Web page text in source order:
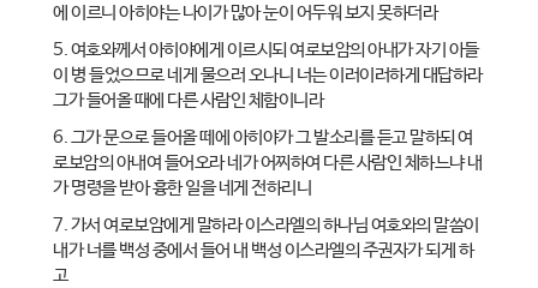
에 이르니 아히야는 나이가 많아 눈이 어두워 보지 못하더라
5. 여호와께서 아히야에게 이르시되 여로보암의 아내가 자기 아들
이 병 들었으므로 네게 물으러 오나니 너는 이러이러하게 대답하라
그가 들어올 때에 다른 사람인 체함이니라
6. 그가 문으로 들어올 떼에 아히야가 그 발소리를 듣고 말하되 여
로보암의 아내여 들어오라 네가 어찌하여 다른 사람인 체하느냐 내
가 명령을 받아 흉한 일을 네게 전하리니
7. 가서 여로보암에게 말하라 이스라엘의 하나님 여호와의 말씀이
내가 너를 백성 중에서 들어 내 백성 이스라엘의 주권자가 되게 하
고